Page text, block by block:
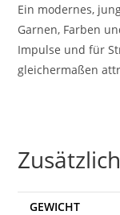
Ein modernes,
Garnen, Farben
Impulse und für
gleichermaßen
GEWICHT